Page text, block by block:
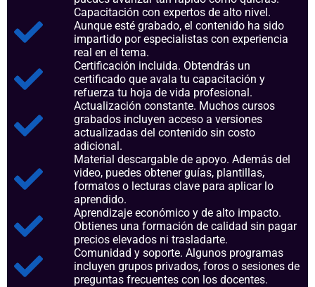
Capacitación con expertos de alto nivel.
Aunque esté grabado, el contenido ha sido
impartido por especialistas con experiencia
real en el tema.
Certificación incluida. Obtendrás un
certificado que avala tu capacitación y
refuerza tu hoja de vida profesional.
Actualización constante. Muchos cursos
grabados incluyen acceso a versiones
actualizadas del contenido sin costo
adicional.
Material descargable de apoyo. Además del
video, puedes obtener guías, plantillas,
formatos o lecturas clave para aplicar lo
aprendido.
Aprendizaje económico y de alto impacto.
Obtienes una formación de calidad sin pagar
precios elevados ni trasladarte.
Comunidad y soporte. Algunos programas
incluyen grupos privados, foros o sesiones de
preguntas frecuentes con los docentes.